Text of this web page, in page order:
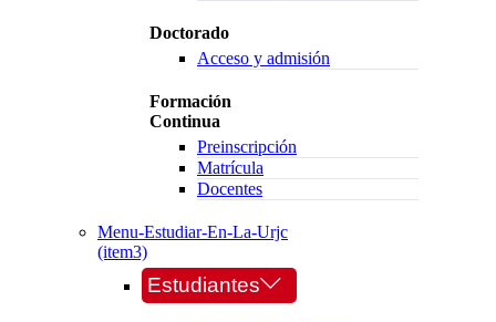
Doctorado
Acceso y admisión
Formación
Continua
Preinscripción
Matrícula
Docentes
Menu-Estudiar-En-La-Urjc
(item3)
Estudiantes